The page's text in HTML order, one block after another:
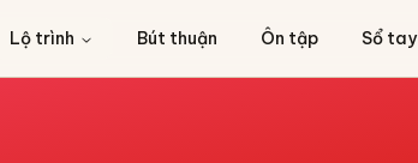
Lộ trình Bút thuận Ôn tập Sổ tay